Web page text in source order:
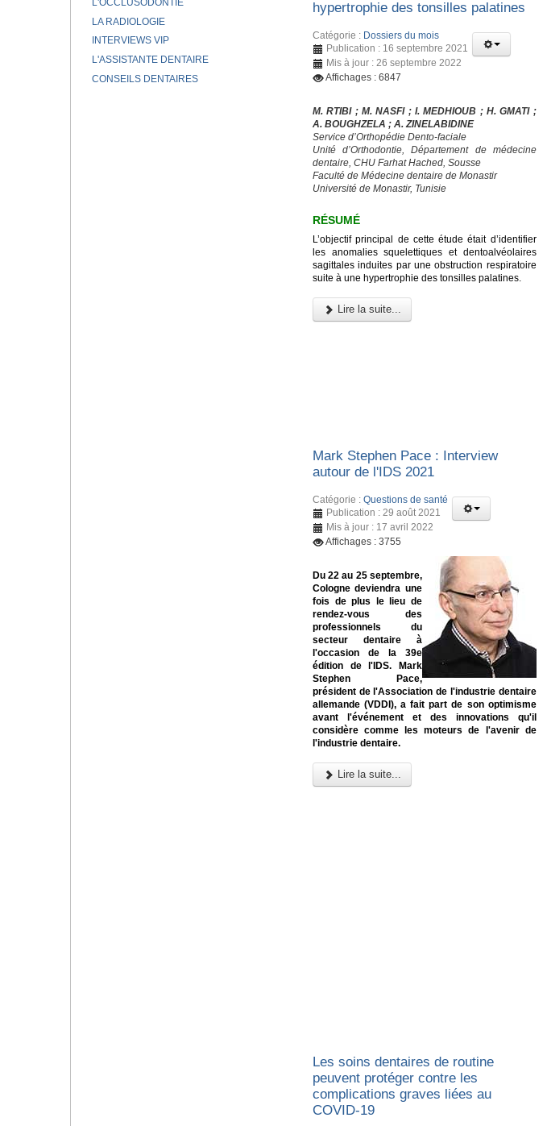
hypertrophie des tonsilles palatines
Catégorie : Dossiers du mois
Publication : 16 septembre 2021
Mis à jour : 26 septembre 2022
Affichages : 6847
M. RTIBI ; M. NASFI ; I. MEDHIOUB ; H. GMATI ;
A. BOUGHZELA ; A. ZINELABIDINE
Service d’Orthopédie Dento-faciale
Unité d’Orthodontie, Département de médecine
dentaire, CHU Farhat Hached, Sousse
Faculté de Médecine dentaire de Monastir
Université de Monastir, Tunisie
RÉSUMÉ
L’objectif principal de cette étude était d’identifier
les anomalies squelettiques et dentoalvéolaires
sagittales induites par une obstruction respiratoire
suite à une hypertrophie des tonsilles palatines.
Lire la suite...
Mark Stephen Pace : Interview
autour de l'IDS 2021
Catégorie : Questions de santé
Publication : 29 août 2021
Mis à jour : 17 avril 2022
Affichages : 3755
Du 22 au 25 septembre,
Cologne deviendra une
fois de plus le lieu de
rendez-vous des
professionnels du
secteur dentaire à
l'occasion de la 39e
édition de l'IDS. Mark
Stephen Pace,
président de l'Association de l'industrie dentaire
allemande (VDDI), a fait part de son optimisme
avant l'événement et des innovations qu'il
considère comme les moteurs de l'avenir de
l'industrie dentaire.
Lire la suite...
Les soins dentaires de routine
peuvent protéger contre les
complications graves liées au
COVID-19
L'OCCLUSODONTIE
LA RADIOLOGIE
INTERVIEWS VIP
L'ASSISTANTE DENTAIRE
CONSEILS DENTAIRES